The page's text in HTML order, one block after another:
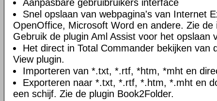
Aanpasbare gebruibruikers interface
Snel opslaan van webpagina's van Internet
OpenOffice, Microsoft Word en andere. Zie de
Gebruik de plugin Aml Assist voor het opslaan
Het direct in Total Commander bekijken van
View plugin.
Importeren van *.txt, *.rtf, *htm, *mht en
Exporteren naar *.txt, *.rtf, *.htm, *.mht en
een schijf. Zie de plugin Book2Folder.